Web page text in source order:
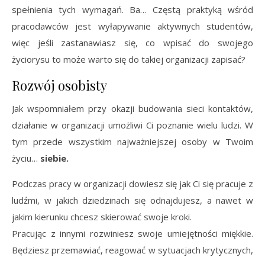
spełnienia tych wymagań. Ba… Częstą praktyką wśród
pracodawców jest wyłapywanie aktywnych studentów,
więc jeśli zastanawiasz się, co wpisać do swojego
życiorysu to może warto się do takiej organizacji zapisać?
Rozwój osobisty
Jak wspomniałem przy okazji budowania sieci kontaktów,
działanie w organizacji umożliwi Ci poznanie wielu ludzi. W
tym przede wszystkim najważniejszej osoby w Twoim
życiu… siebie.
Podczas pracy w organizacji dowiesz się jak Ci się pracuje z
ludźmi, w jakich dziedzinach się odnajdujesz, a nawet w
jakim kierunku chcesz skierować swoje kroki.
Pracując z innymi rozwiniesz swoje umiejętności miękkie.
Będziesz przemawiać, reagować w sytuacjach krytycznych,